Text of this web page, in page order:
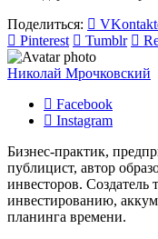
Поделиться:
Pinterest
Tumblr
Николай Мрочковский
Facebook
Instagram
Бизнес-практик,
публицист, автор
инвесторов.
инвестированию,
планинга времени.